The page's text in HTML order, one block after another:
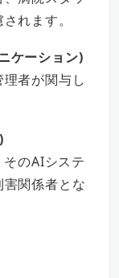
れます。
ケーション)
者が関与し
のAIシステ
関係者とな